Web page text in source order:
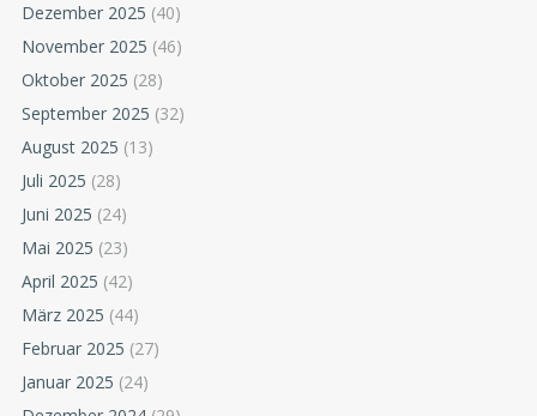
Dezember 2025 (40)
November 2025 (46)
Oktober 2025 (28)
September 2025 (32)
August 2025 (13)
Juli 2025 (28)
Juni 2025 (24)
Mai 2025 (23)
April 2025 (42)
März 2025 (44)
Februar 2025 (27)
Januar 2025 (24)